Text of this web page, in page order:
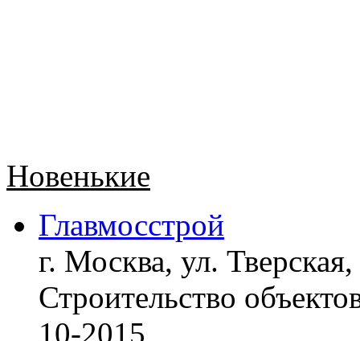
Новенькие
Главмосстрой
г. Москва, ул.
Строительство
10-2015